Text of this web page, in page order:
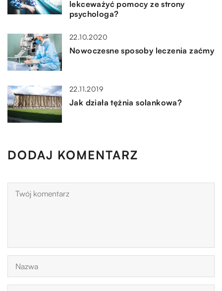
lekceważyć pomocy ze strony
psychologa?
22.10.2020
Nowoczesne sposoby leczenia zaćmy
22.11.2019
Jak działa tężnia solankowa?
DODAJ KOMENTARZ